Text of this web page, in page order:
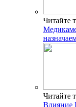
Читайте
Читайте
Влияние